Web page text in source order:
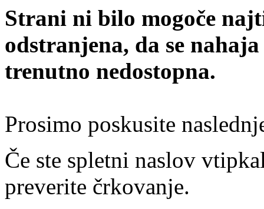
Strani ni bilo mogoče
odstranjena, da se
trenutno nedostopna.
Prosimo poskusite
Če ste spletni naslov
preverite črkovanje.